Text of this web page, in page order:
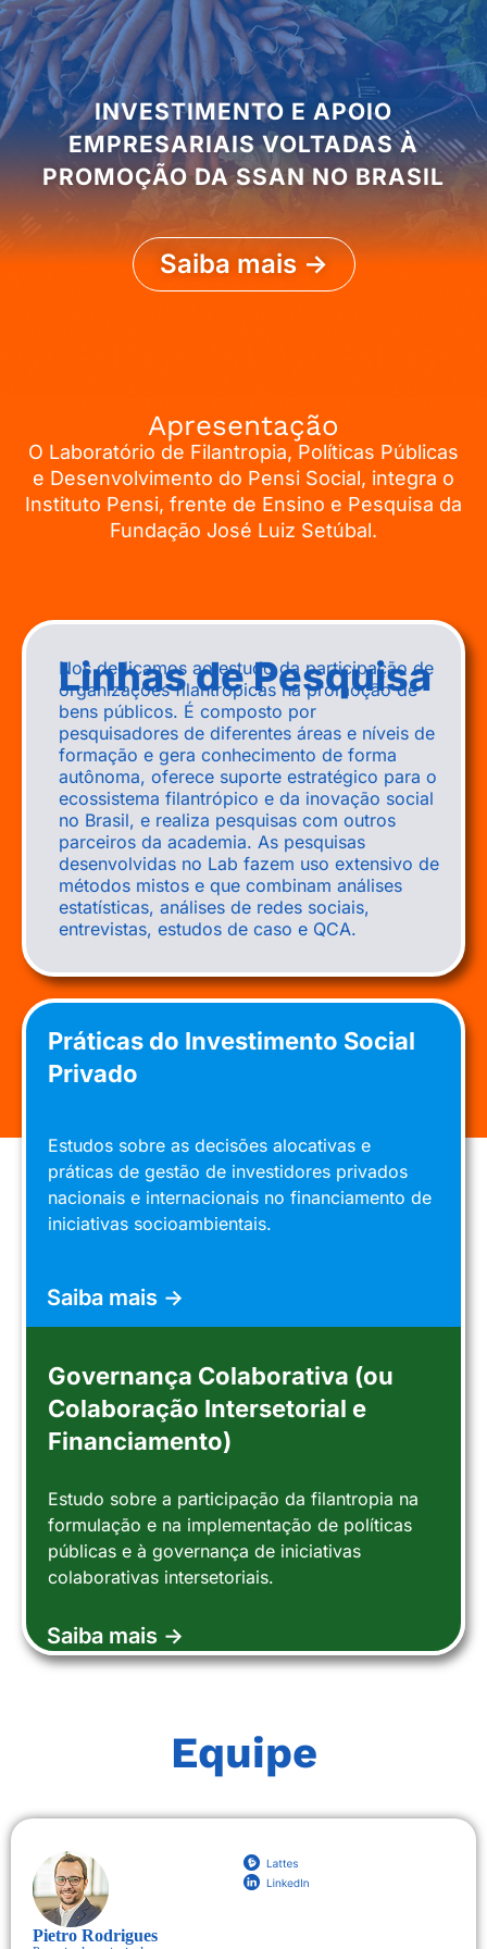
INVESTIMENTO E APOIO
EMPRESARIAIS VOLTADAS À
PROMOÇÃO DA SSAN NO BRASIL
Saiba mais ->
Apresentação
O Laboratório de Filantropia, Políticas Públicas
e Desenvolvimento do Pensi Social, integra o
Instituto Pensi, frente de Ensino e Pesquisa da
Fundação José Luiz Setúbal.
Linhas de Pesquisa
Nos dedicamos ao estudo da participação de
organizações filantrópicas na promoção de
bens públicos. É composto por
pesquisadores de diferentes áreas e níveis de
formação e gera conhecimento de forma
autônoma, oferece suporte estratégico para o
ecossistema filantrópico e da inovação social
no Brasil, e realiza pesquisas com outros
parceiros da academia. As pesquisas
desenvolvidas no Lab fazem uso extensivo de
métodos mistos e que combinam análises
estatísticas, análises de redes sociais,
entrevistas, estudos de caso e QCA.
Práticas do Investimento Social
Privado
Estudos sobre as decisões alocativas e
práticas de gestão de investidores privados
nacionais e internacionais no financiamento de
iniciativas socioambientais.
Saiba mais ->
Governança Colaborativa (ou
Colaboração Intersetorial e
Financiamento)
Estudo sobre a participação da filantropia na
formulação e na implementação de políticas
públicas e à governança de iniciativas
colaborativas intersetoriais.
Saiba mais ->
Equipe
Pietro Rodrigues